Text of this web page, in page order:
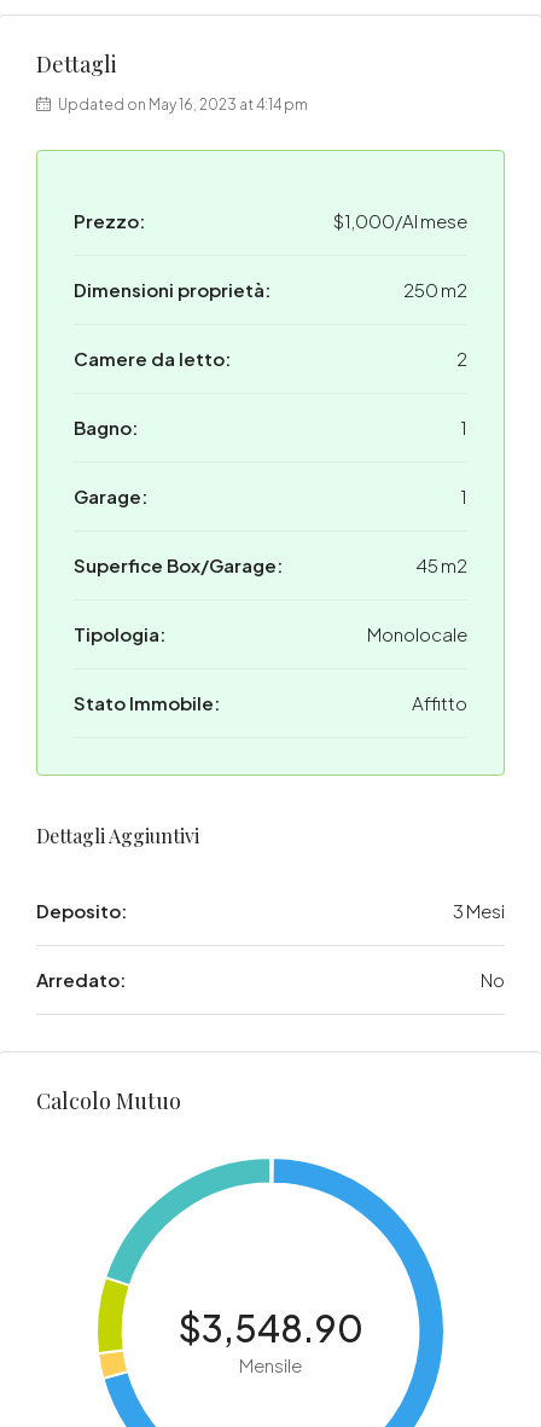
Dettagli
Updated on May 16, 2023 at 4:14 pm
Prezzo: $1,000/Al mese
Dimensioni proprietà: 250 m2
Camere da letto: 2
Bagno: 1
Garage: 1
Superfice Box/Garage: 45 m2
Tipologia: Monolocale
Stato Immobile: Affitto
Dettagli Aggiuntivi
Deposito: 3 Mesi
Arredato: No
Calcolo Mutuo
$3,548.90
Mensile